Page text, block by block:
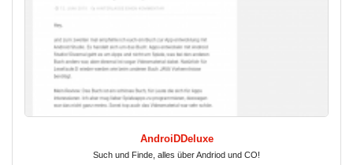
AndroiDDeluxe
Such und Finde, alles über Andriod und CO!